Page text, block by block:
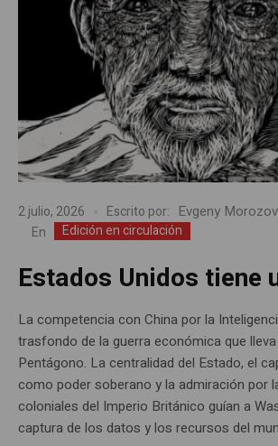
2 julio, 2026 Escrito por: Evgeny Morozov
En Edición en circulación
Estados Unidos tiene
La competencia con China por la
trasfondo de la guerra económica que
Pentágono. La centralidad del Estado, el
como poder soberano y la admiración por
coloniales del Imperio Británico guían a
captura de los datos y los recursos del